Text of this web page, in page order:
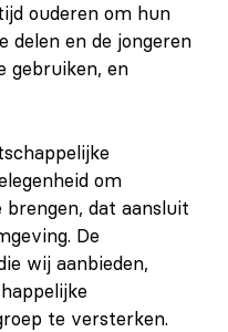
ouderen om hun
delen en de jongeren
gebruiken, en
om
dat aansluit
De
wij aanbieden,
te versterken.